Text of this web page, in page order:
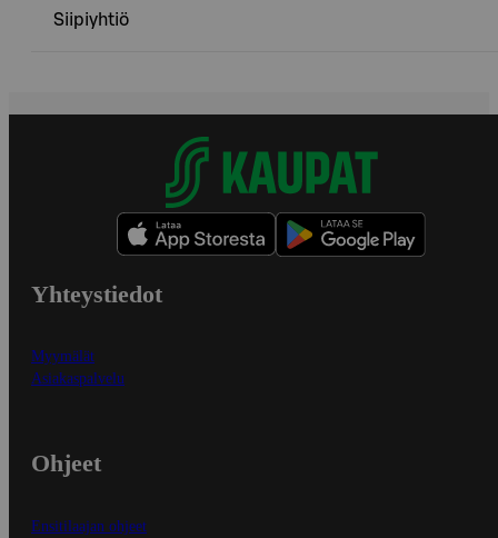
Siipiyhtiö
Yhteystiedot
Myymälät
Asiakaspalvelu
Ohjeet
Ensitilaajan ohjeet